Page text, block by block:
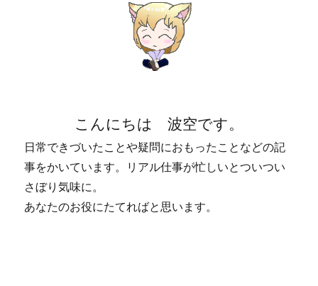
こんにちは 波空です。
日常できづいたことや疑問におもったことなどの記
事をかいています。リアル仕事が忙しいとついつい
さぼり気味に。
あなたのお役にたてればと思います。